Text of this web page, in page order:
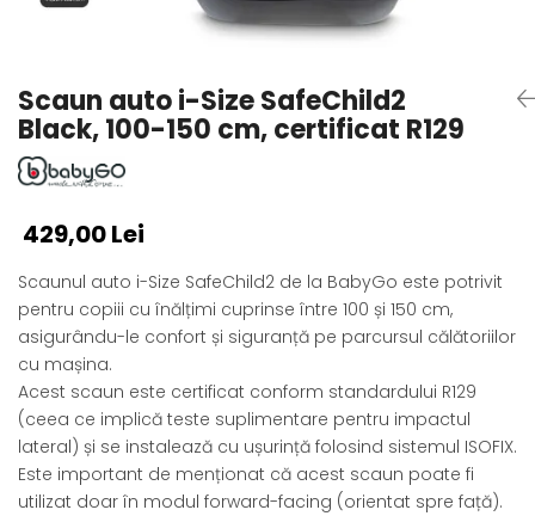
Carusele si lampi de veghe
Comode
Covorase de joaca
Fotolii alaptat
Fotolii si scaune copii
Leagane si balansoare
Accesorii Leagane
Balansoare bebelusi
Leagane electrice
Learning tower
Lenjerii de pat
Genti plimbare/scutece
Carucioare Reversibile
Huse scaune auto
MARSUPII
Oglinzi retrovizoare
Jucării de plus
Masinute
Universul Grimms
Cosmetice naturale
Jucarii de baie
MODA COPII
Fetite
Ochelari de soare copii
Baieti
Olite si reductoare wc
Paturi si museline
Perne anti-colici
Saci de dormit
Scutece premium
Sisteme de infasare
Scaun auto i-Size SafeChild2
Black, 100-150 cm, certificat R129
429,00 Lei
Scaunul auto i-Size SafeChild2 de la BabyGo este potrivit
pentru copiii cu înălțimi cuprinse între 100 și 150 cm,
asigurându-le confort și siguranță pe parcursul călătoriilor
cu mașina.
Acest scaun este certificat conform standardului R129
(ceea ce implică teste suplimentare pentru impactul
lateral) și se instalează cu ușurință folosind sistemul ISOFIX.
Este important de menționat că acest scaun poate fi
utilizat doar în modul forward-facing (orientat spre față).